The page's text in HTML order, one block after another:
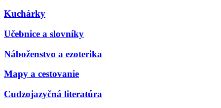
Kuchárky
Učebnice a slovníky
Náboženstvo a ezoterika
Mapy a cestovanie
Cudzojazyčná literatúra